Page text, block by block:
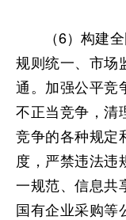
（6）构建
规则统一、市场
通。加强公平竞
不正当竞争，清
竞争的各种规定
度，严禁违法违
一规范、信息共
国有企业采购等